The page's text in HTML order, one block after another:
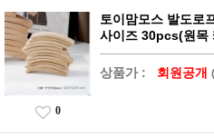
토이맘모스 발도로
사이즈 30pcs(원목
상품가 : 회원공개
0